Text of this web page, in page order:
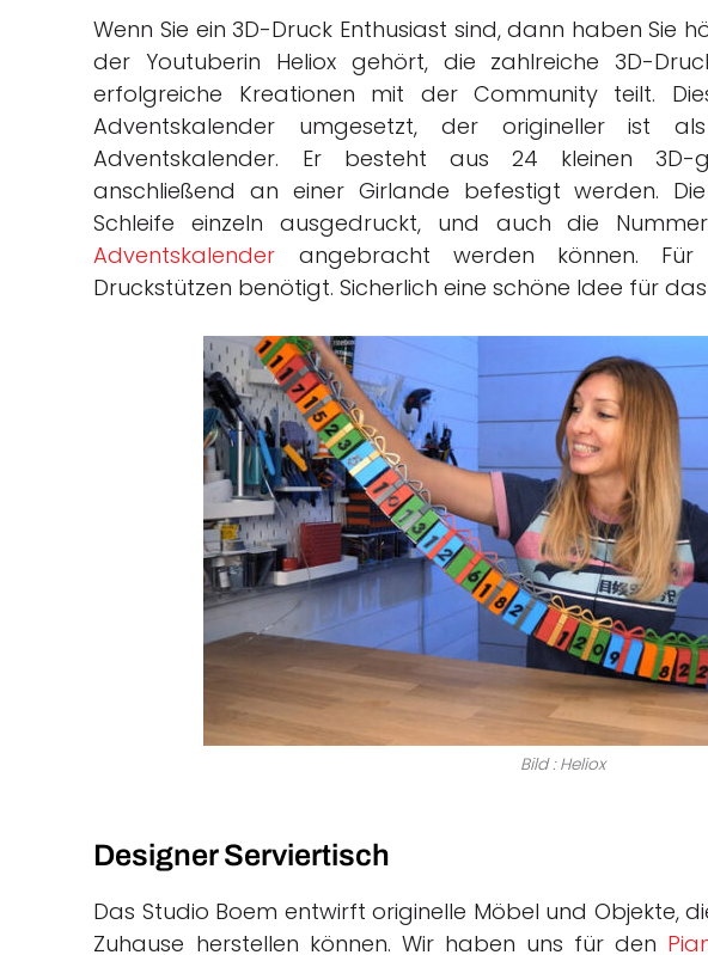
Wenn Sie ein 3D-Druck Enthusiast sind, dann haben Sie
der Youtuberin Heliox gehört, die zahlreiche 3D-
erfolgreiche Kreationen mit der Community teilt.
Adventskalender umgesetzt, der origineller ist
Adventskalender. Er besteht aus 24 kleinen 3D-
anschließend an einer Girlande befestigt werden.
Schleife einzeln ausgedruckt, und auch die
Adventskalender angebracht werden können.
Druckstützen benötigt. Sicherlich eine schöne Idee für
Bild : Heliox
Designer Serviertisch
Das Studio Boem entwirft originelle Möbel und Objekte,
Zuhause herstellen können. Wir haben uns für den